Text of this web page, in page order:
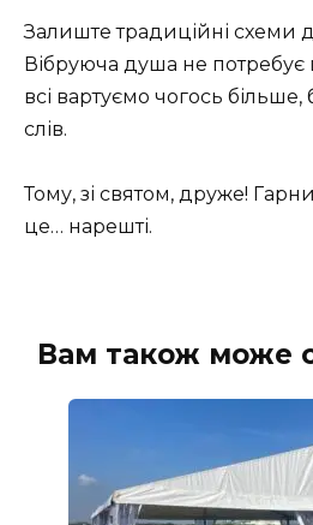
Залиште традиційні схеми
Вібруюча душа не потребує
всі вартуємо чогось
слів.
Тому, зі святом, друже!
це… нарешті.
Вам також може